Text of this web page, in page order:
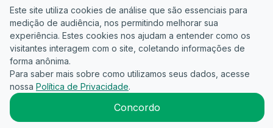
Guia do
Candidato
Para
empresas
Política de
Privacidade
Termos
2026CandidataAI
Este site utiliza cookies de análise que são essenciais para
medição de audiência, nos permitindo melhorar sua
experiência. Estes cookies nos ajudam a entender como os
visitantes interagem com o site, coletando informações de
forma anônima.
Para saber mais sobre como utilizamos seus dados, acesse
nossa Política de Privacidade.
Concordo